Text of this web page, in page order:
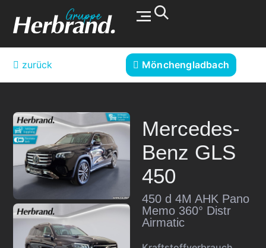
zurück Mönchengladbach
Mercedes-
Benz GLS
450
450 d 4M AHK Pano
Memo 360° Distr
Airmatic